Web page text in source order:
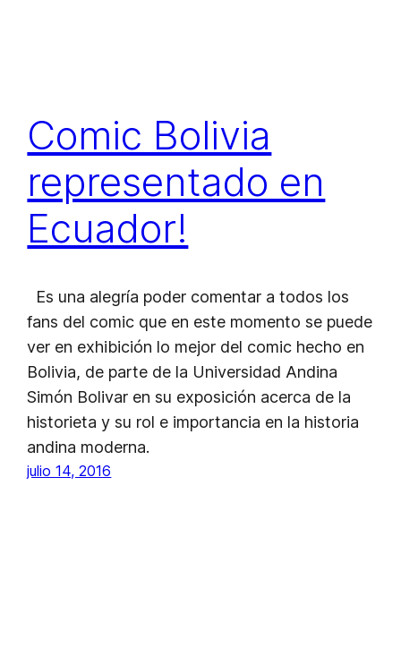
Comic Bolivia
representado en
Ecuador!
Es una alegría poder comentar a todos los
fans del comic que en este momento se puede
ver en exhibición lo mejor del comic hecho en
Bolivia, de parte de la Universidad Andina
Simón Bolivar en su exposición acerca de la
historieta y su rol e importancia en la historia
andina moderna.
julio 14, 2016